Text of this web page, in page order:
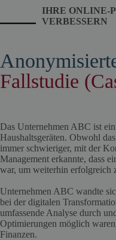
IHRE ONLINE-
VERBESSERN
Fallstudie
Das Unternehmen ABC ist
Haushaltsgeräten. Obwohl
immer schwieriger, mit der
Management erkannte, dass
war, um weiterhin erfolgreich
Unternehmen ABC wandte
bei der digitalen
umfassende Analyse durch
Optimierungen möglich
Finanzen.